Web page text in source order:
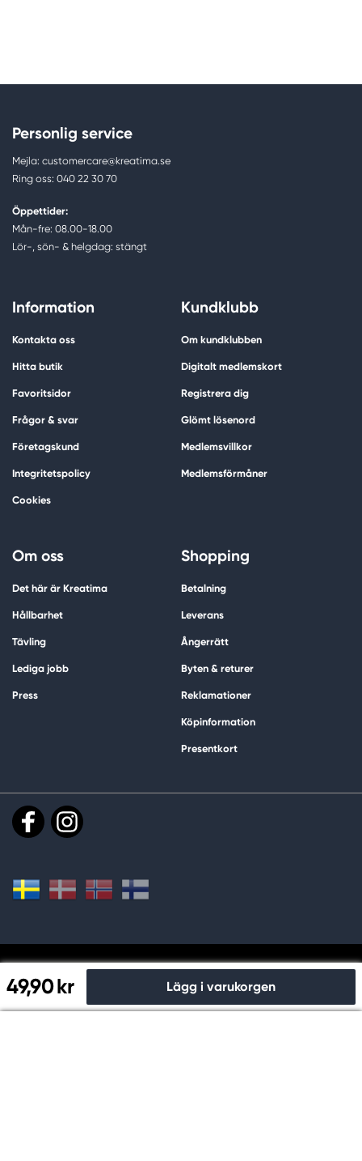
49,90 kr Lägg i varukorgen
Personlig service
Mejla: customercare@kreatima.se
Ring oss: 040 22 30 70
Öppettider:
Mån-fre: 08.00-18.00
Lör-, sön- & helgdag: stängt
Information
Kontakta oss
Hitta butik
Favoritsidor
Frågor & svar
Företagskund
Integritetspolicy
Cookies
Kundklubb
Om kundklubben
Digitalt medlemskort
Registrera dig
Glömt lösenord
Medlemsvillkor
Medlemsförmåner
Om oss
Det här är Kreatima
Hållbarhet
Tävling
Lediga jobb
Press
Shopping
Betalning
Leverans
Ångerrätt
Byten & returer
Reklamationer
Köpinformation
Presentkort
Handla och betala säkert hos oss